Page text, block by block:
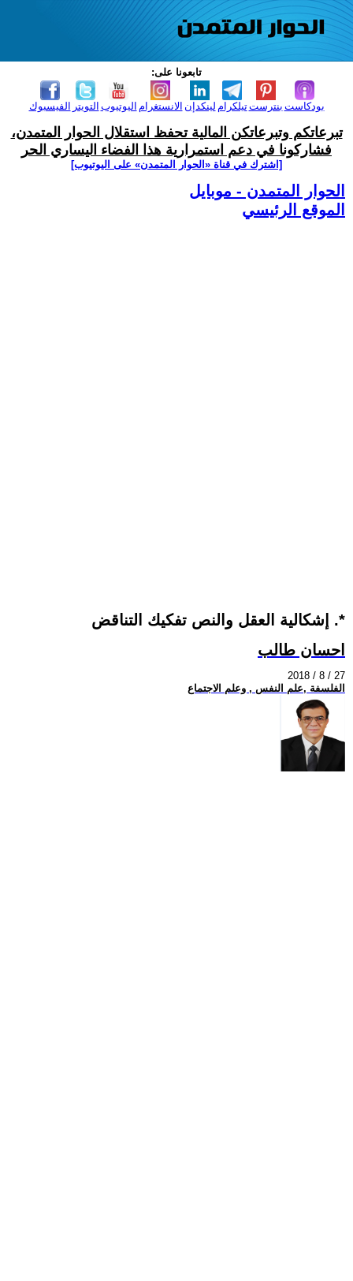
تابعونا على:
الفيسبوك التويتر اليوتيوب الانستغرام لينكدإن تيلكرامبنترست بودكاست
تبرعاتكم وتبرعاتكن المالية تحفظ استقلال الحوار المتمدن،
فشاركونا في دعم استمرارية هذا الفضاء اليساري الحر
[اشترك في قناة ‫«الحوار المتمدن» على اليوتيوب]
الحوار المتمدن - موبايل
الموقع الرئيسي
إشكالية العقل والنص تفكيك التناقض .*
احسان طالب
2018 / 8 / 27
الفلسفة ,علم النفس , وعلم الاجتماع